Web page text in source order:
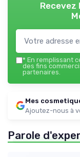
Recevez
* En remplissant
des fins
partenaires.
Mes
Ajoutez-nous à
Parole